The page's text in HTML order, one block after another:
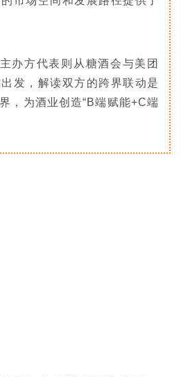
办方代表则从糖酒会与美团
发，解读双方的跨界联动是
，为酒业创造“B端赋能+C端